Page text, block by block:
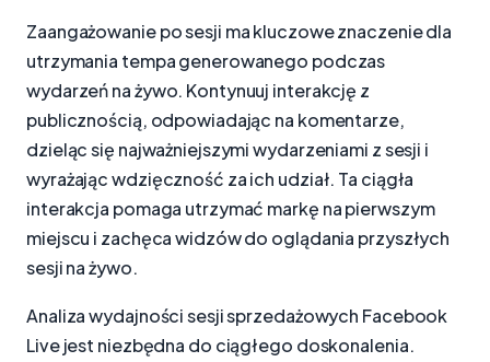
Zaangażowanie po sesji ma kluczowe znaczenie dla
utrzymania tempa generowanego podczas
wydarzeń na żywo. Kontynuuj interakcję z
publicznością, odpowiadając na komentarze,
dzieląc się najważniejszymi wydarzeniami z sesji i
wyrażając wdzięczność za ich udział. Ta ciągła
interakcja pomaga utrzymać markę na pierwszym
miejscu i zachęca widzów do oglądania przyszłych
sesji na żywo.
Analiza wydajności sesji sprzedażowych Facebook
Live jest niezbędna do ciągłego doskonalenia.